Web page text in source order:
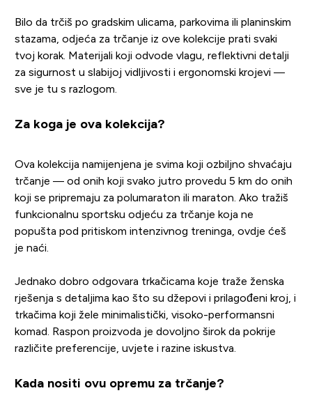
Bilo da trčiš po gradskim ulicama, parkovima ili planinskim
stazama, odjeća za trčanje iz ove kolekcije prati svaki
tvoj korak. Materijali koji odvode vlagu, reflektivni detalji
za sigurnost u slabijoj vidljivosti i ergonomski krojevi —
sve je tu s razlogom.
Za koga je ova kolekcija?
Ova kolekcija namijenjena je svima koji ozbiljno shvaćaju
trčanje — od onih koji svako jutro provedu 5 km do onih
koji se pripremaju za polumaraton ili maraton. Ako tražiš
funkcionalnu sportsku odjeću za trčanje koja ne
popušta pod pritiskom intenzivnog treninga, ovdje ćeš
je naći.
Jednako dobro odgovara trkačicama koje traže ženska
rješenja s detaljima kao što su džepovi i prilagođeni kroj, i
trkačima koji žele minimalistički, visoko-performansni
komad. Raspon proizvoda je dovoljno širok da pokrije
različite preferencije, uvjete i razine iskustva.
Kada nositi ovu opremu za trčanje?